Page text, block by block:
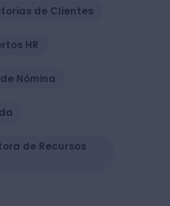
de Clientes
HR
Nómina
de Recursos